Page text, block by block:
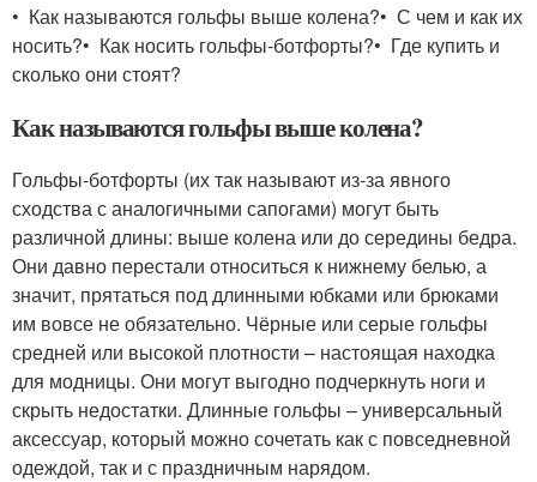
• Как называются гольфы выше колена?• С чем и как их
носить?• Как носить гольфы-ботфорты?• Где купить и
сколько они стоят?
Как называются гольфы выше колена?
Гольфы-ботфорты (их так называют из-за явного
сходства с аналогичными сапогами) могут быть
различной длины: выше колена или до середины бедра.
Они давно перестали относиться к нижнему белью, а
значит, прятаться под длинными юбками или брюками
им вовсе не обязательно. Чёрные или серые гольфы
средней или высокой плотности – настоящая находка
для модницы. Они могут выгодно подчеркнуть ноги и
скрыть недостатки. Длинные гольфы – универсальный
аксессуар, который можно сочетать как с повседневной
одеждой, так и с праздничным нарядом.